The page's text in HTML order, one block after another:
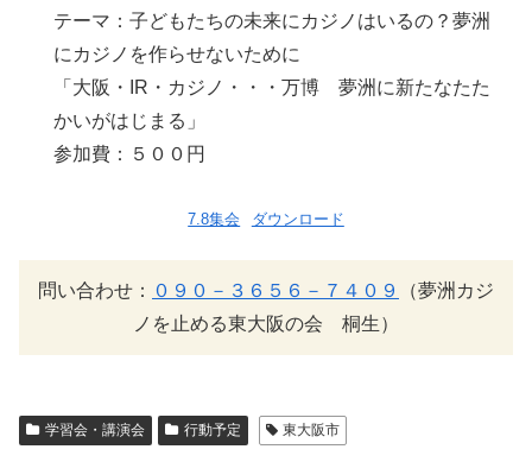
テーマ：子どもたちの未来にカジノはいるの？夢洲
にカジノを作らせないために
「大阪・IR・カジノ・・・万博 夢洲に新たなたた
かいがはじまる」
参加費：５００円
7.8集会 ダウンロード
問い合わせ： ０９０－３６５６－７４０９
（夢洲カジ
ノを止める東大阪の会 桐生）
学習会・講演会 行動予定 東大阪市